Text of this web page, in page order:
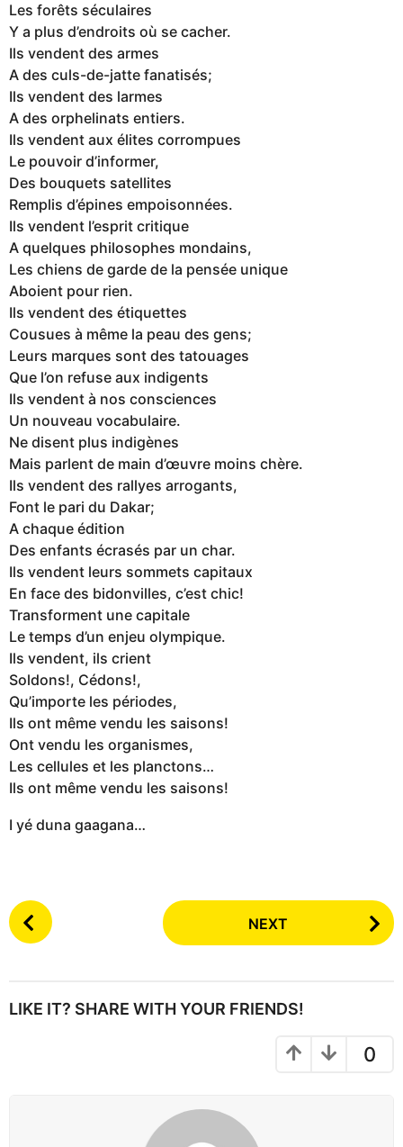
Les forêts séculaires
Y a plus d’endroits où se cacher.
Ils vendent des armes
A des culs-de-jatte fanatisés;
Ils vendent des larmes
A des orphelinats entiers.
Ils vendent aux élites corrompues
Le pouvoir d’informer,
Des bouquets satellites
Remplis d’épines empoisonnées.
Ils vendent l’esprit critique
A quelques philosophes mondains,
Les chiens de garde de la pensée unique
Aboient pour rien.
Ils vendent des étiquettes
Cousues à même la peau des gens;
Leurs marques sont des tatouages
Que l’on refuse aux indigents
Ils vendent à nos consciences
Un nouveau vocabulaire.
Ne disent plus indigènes
Mais parlent de main d’œuvre moins chère.
Ils vendent des rallyes arrogants,
Font le pari du Dakar;
A chaque édition
Des enfants écrasés par un char.
Ils vendent leurs sommets capitaux
En face des bidonvilles, c’est chic!
Transforment une capitale
Le temps d’un enjeu olympique.
Ils vendent, ils crient
Soldons!, Cédons!,
Qu’importe les périodes,
Ils ont même vendu les saisons!
Ont vendu les organismes,
Les cellules et les planctons…
Ils ont même vendu les saisons!
I yé duna gaagana…
P
o
P
NEXT
LIKE IT? SHARE WITH YOUR FRIENDS!
0